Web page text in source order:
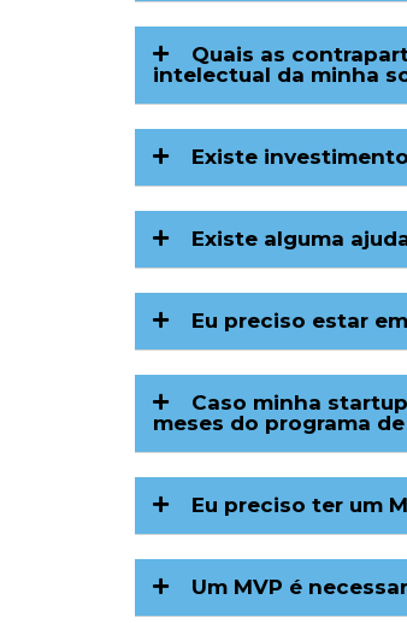
Quais as
intelectual da minha
Existe
Existe alguma
Eu preciso estar
Caso minha
meses do programa
Eu preciso ter um
Um MVP é